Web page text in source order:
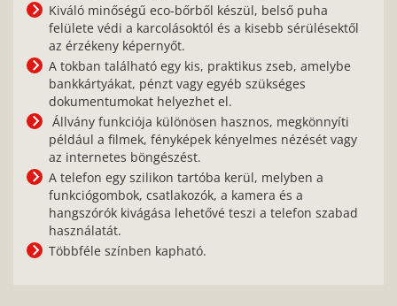
Kiváló minőségű eco-bőrből készül, belső puha
felülete védi a karcolásoktól és a kisebb sérülésektől
az érzékeny képernyőt.
A tokban található egy kis, praktikus zseb, amelybe
bankkártyákat, pénzt vagy egyéb szükséges
dokumentumokat helyezhet el.
Állvány funkciója különösen hasznos, megkönnyíti
például a filmek, fényképek kényelmes nézését vagy
az internetes böngészést.
A telefon egy szilikon tartóba kerül, melyben a
funkciógombok, csatlakozók, a kamera és a
hangszórók kivágása lehetővé teszi a telefon szabad
használatát.
Többféle színben kapható.